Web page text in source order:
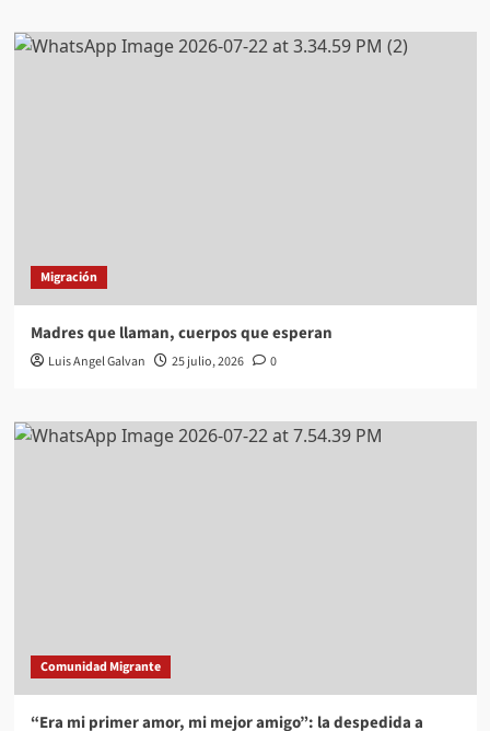
Migración
Madres que llaman, cuerpos que esperan
Luis Angel Galvan 25 julio, 2026 0
Comunidad Migrante
“Era mi primer amor, mi mejor amigo”: la despedida a